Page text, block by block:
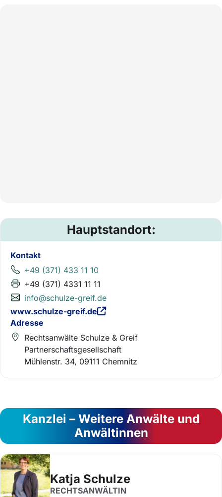
Hauptstandort:
Kontakt
+49 (371) 433 11 10
+49 (371) 4331 11 11
info@schulze-greif.de
www.schulze-greif.de
Adresse
Rechtsanwälte Schulze & Greif
Partnerschaftsgesellschaft
Mühlenstr. 34, 09111 Chemnitz
Kanzlei – Weitere Anwälte und
Anwältinnen
Katja Schulze
RECHTSANWÄLTIN